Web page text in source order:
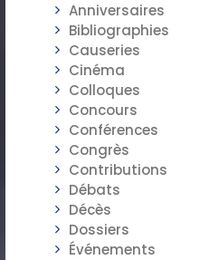
Anniversaires
Bibliographies
Causeries
Cinéma
Colloques
Concours
Conférences
Congrès
Contributions
Débats
Décès
Dossiers
Événements